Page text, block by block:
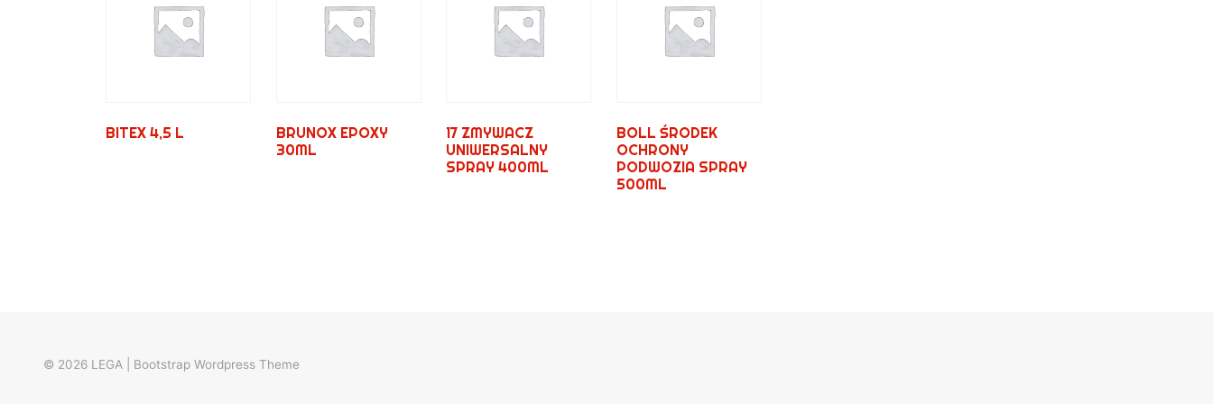
BITEX 4,5 L
BRUNOX EPOXY
30ML
17 ZMYWACZ
UNIWERSALNY
SPRAY 400ML
BOLL ŚRODEK
OCHRONY
PODWOZIA SPRAY
500ML
© 2026 LEGA Bootstrap Wordpress Theme